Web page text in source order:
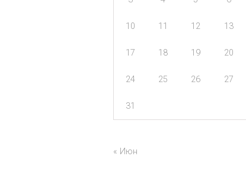
10 11 12 13
17 18 19 20
24 25 26 27
31
« Июн